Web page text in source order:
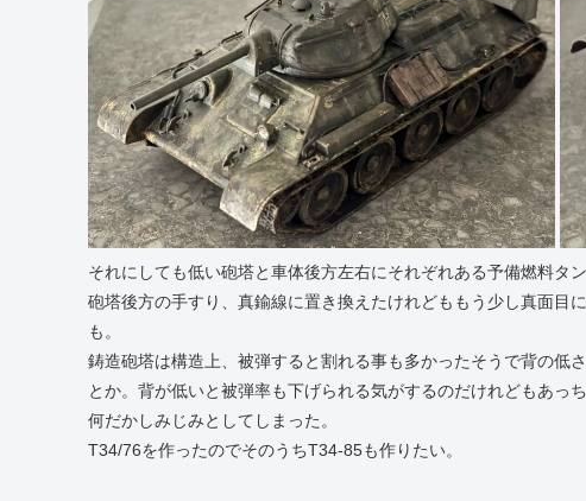
それにしても低い砲塔と車体後方左右にそれぞれある予備燃料タ
砲塔後方の手すり、真鍮線に置き換えたけれどももう少し真面目
も。
鋳造砲塔は構造上、被弾すると割れる事も多かったそうで背の低
とか。背が低いと被弾率も下げられる気がするのだけれどもあっ
何だかしみじみとしてしまった。
T34/76を作ったのでそのうちT34-85も作りたい。